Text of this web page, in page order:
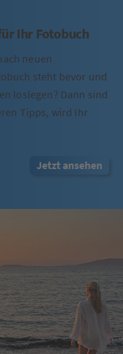
Ihr Fotobuch
neuen
steht bevor und
loslegen? Dann sind
Tipps, wird Ihr
Jetzt ansehen